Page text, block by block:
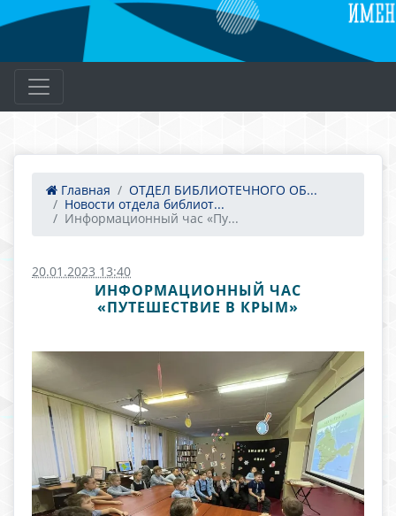
Главная
ОТДЕЛ БИБЛИОТЕЧНОГО ОБ...
Новости отдела библиот...
Информационный час «Пу...
20.01.2023 13:40
ИНФОРМАЦИОННЫЙ ЧАС
«ПУТЕШЕСТВИЕ В КРЫМ»